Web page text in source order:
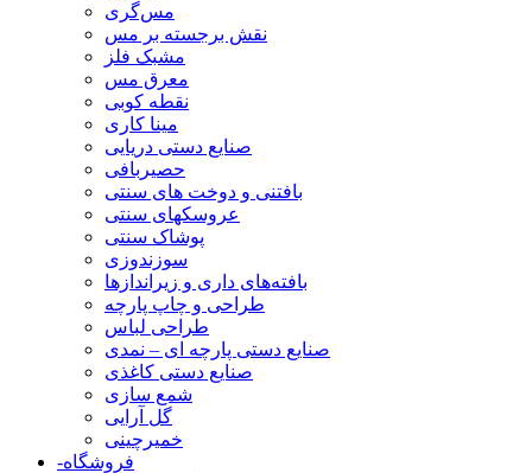
مس‌گری
نقش برجسته بر مس
مشبک فلز
معرق مس
نقطه کوبی
مینا کاری
صنایع دستی دریایی
حصیربافی
بافتنی‌ و دوخت های سنتی
عروسکهای سنتی
پوشاک سنتی
سوزندوزی
بافته‌های داری و زیراندازها
طراحی و چاپ پارچه
طراحی لباس
صنایع دستی پارچه ای – نمدی
صنایع دستی کاغذی
شمع سازی
گل آرایی
خمیرچینی
-فروشگاه